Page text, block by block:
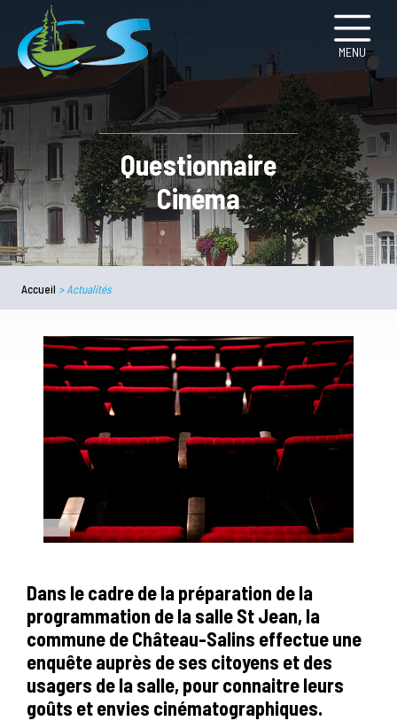
MENU
Questionnaire
Cinéma
Accueil >Actualités
Dans le cadre de la préparation de la
programmation de la salle St Jean, la
commune de Château-Salins effectue une
enquête auprès de ses citoyens et des
usagers de la salle, pour connaitre leurs
goûts et envies cinématographiques.